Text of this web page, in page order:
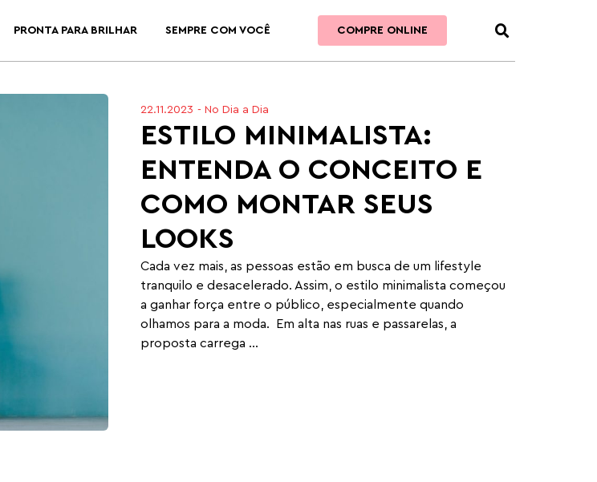
PRONTA PARA BRILHAR SEMPRE COM VOCÊ COMPRE ONLINE
22.11.2023 - No Dia a Dia
ESTILO MINIMALISTA:
ENTENDA O CONCEITO E
COMO MONTAR SEUS
LOOKS
Cada vez mais, as pessoas estão em busca de um lifestyle
tranquilo e desacelerado. Assim, o estilo minimalista começou
a ganhar força entre o público, especialmente quando
olhamos para a moda. Em alta nas ruas e passarelas, a
proposta carrega ...